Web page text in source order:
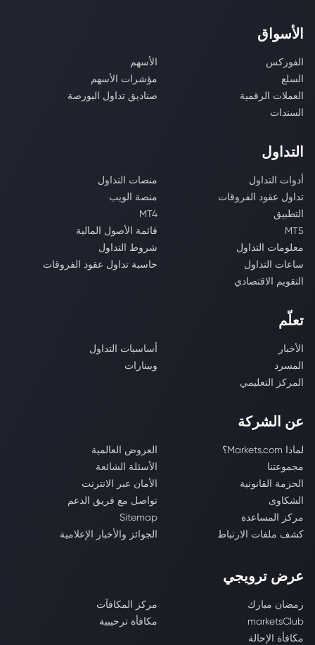
الأسواق
الفوركس
الأسهم
السلع
مؤشرات الأسهم
العملات الرقمية
صناديق تداول البورصة
السندات
التداول
أدوات التداول
منصات التداول
تداول عقود الفروقات
منصة الويب
التطبيق
MT4
MT5
قائمة الأصول المالية
معلومات التداول
شروط التداول
ساعات التداول
حاسبة تداول عقود الفروقات
التقويم الاقتصادي
تعلّم
الأخبار
أساسيات التداول
المسرد
ويبنارات
المركز التعليمي
عن الشركة
لماذا Markets.com؟
العروض العالمية
مجموعتنا
الأسئلة الشائعة
الحزمة القانونية
الأمان عبر الانترنت
الشكاوى
تواصل مع فريق الدعم
مركز المساعدة
Sitemap
كشف ملفات الارتباط
الجوائز والأخبار الإعلامية
عرض ترويجي
رمضان مبارك
مركز المكافآت
marketsClub
مكافأة ترحيبية
مكافأة الإحالة